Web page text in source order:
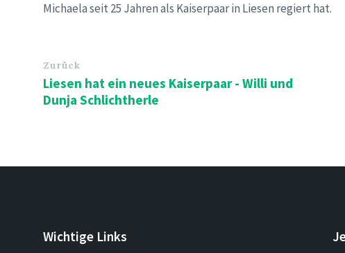
Michaela seit 25 Jahren als Kaiserpaar in Liesen regiert hat.
Zurück
Liesen hat ein neues Kaiserpaar - Willi und
Dunja Schlichtherle
Wichtige Links